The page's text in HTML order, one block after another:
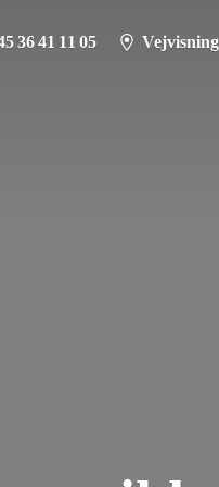
36 41 11 05 Vejvisning